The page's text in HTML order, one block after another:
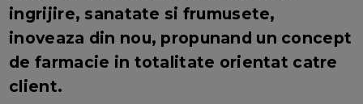
ingrijire, sanatate si frumusete,
inoveaza din nou, propunand un concept
de farmacie in totalitate orientat catre
client.